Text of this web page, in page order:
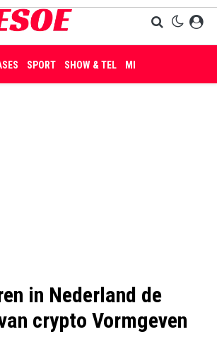
SPORT SHOW & TEL MISDAAD
in Nederland de
crypto Vormgeven